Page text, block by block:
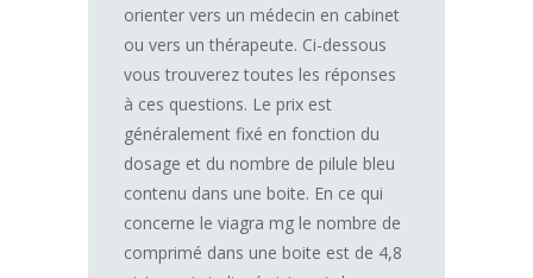
orienter vers un médecin en cabinet
ou vers un thérapeute. Ci-dessous
vous trouverez toutes les réponses
à ces questions. Le prix est
généralement fixé en fonction du
dosage et du nombre de pilule bleu
contenu dans une boite. En ce qui
concerne le viagra mg le nombre de
comprimé dans une boite est de 4,8